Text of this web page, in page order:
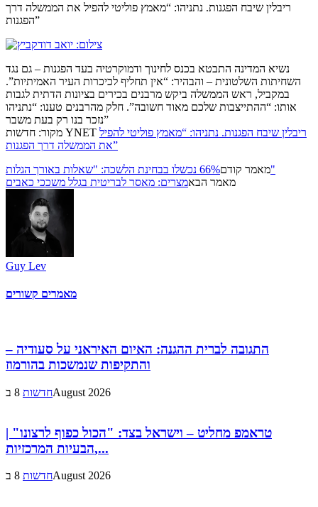
ריבלין שיבח הפגנות. נתניהו: “מאמץ פוליטי להפיל את הממשלה דרך
הפגנות”
נשיא המדינה התבטא בכנס לחינוך ודמוקרטיה בעד הפגנות – גם נגד
השחיתות השלטונית – והבהיר: “אין תחליף לכיכרות העיר האמיתיות”.
במקביל, ראש הממשלה ביקש מרבנים בכירים בציונות הדתית לגבות
אותו: “ההתייצבות שלכם מאוד חשובה”. חלק מהרבנים טענו: “נתניהו
נזכר בנו רק בעת משבר”
מקור: חדשות YNET ריבלין שיבח הפגנות. נתניהו: “מאמץ פוליטי להפיל
את הממשלה דרך הפגנות”
מאמר קודם66% נכשלו בבחינת הלשכה: "שאלות באורך הגלות"
מאמר הבאמצרים: מאסר לבריטית בגלל משככי כאבים
Guy Lev
מאמרים קשורים
התגובה לברית ההגנה: האיום האיראני על סעודיה –
והתקיפות שנמשכות בהורמוז
חדשות8 בAugust 2026
טראמפ מחליט – וישראל בצד: "הכול כפוף לרצונו" |
הבעיות המרכזיות,...
חדשות8 בAugust 2026